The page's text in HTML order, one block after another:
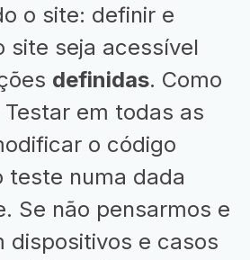
o site: definir e
site seja acessível
definidas. Como
em todas as
o código
teste numa dada
Se não pensarmos e
dispositivos e casos